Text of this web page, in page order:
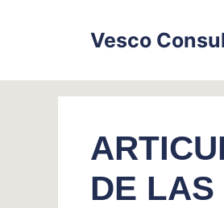
Vesco
DE LAS